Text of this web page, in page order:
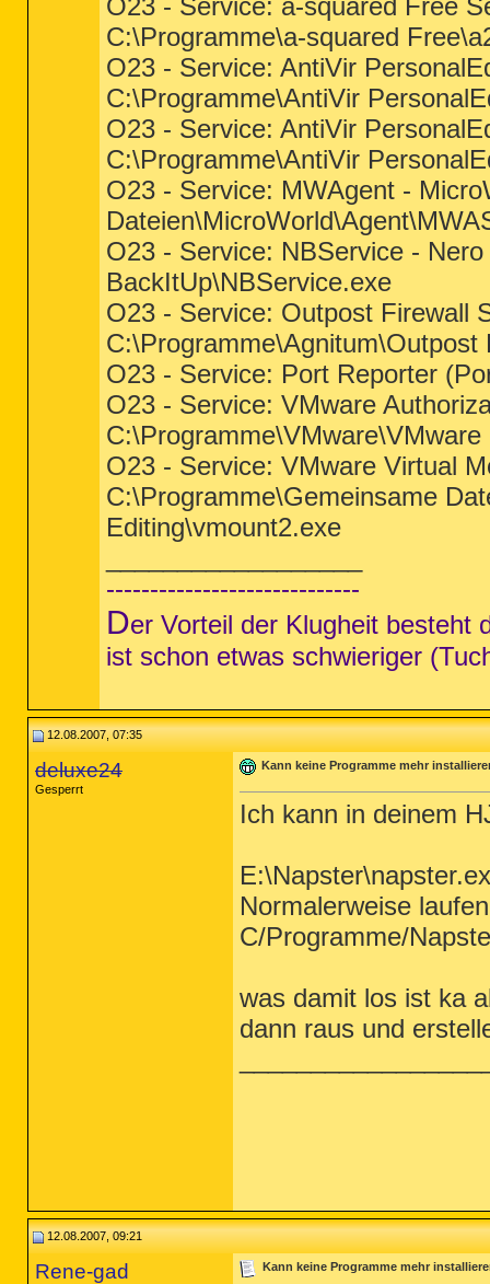
O23 - Service: a-squared Free
C:\Programme\a-squared
O23 - Service: AntiVir
C:\Programme\AntiVir
O23 - Service: AntiVir
C:\Programme\AntiVir
O23 - Service: MWAgent -
O23 - Service: NBService -
BackItUp\NBService.exe
O23 - Service: Outpost Firewall
C:\Programme\Agnitum\Outpost
O23 - Service: Port Reporter
O23 - Service: VMware
O23 - Service: VMware Virtual
C:\Programme\Gemeinsame
Editing\vmount2.exe
-----------------------------
Der Vorteil der Klugheit besteht
ist schon etwas schwieriger
12.08.2007, 07:35
deluxe24
Gesperrt
Kann keine Programme mehr
Ich kann in deinem
Normalerweise
C/Programme/
was damit los ist ka
dann raus und
12.08.2007, 09:21
Rene-gad Kann keine Programme mehr